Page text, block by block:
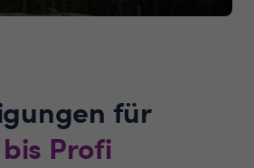
für
Profi